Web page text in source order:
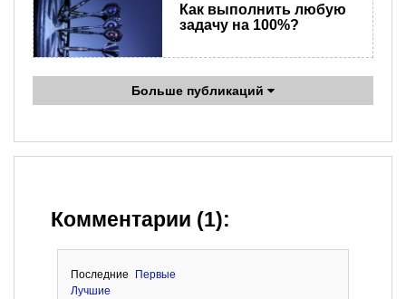
Как выполнить любую
задачу на 100%?
Больше публикаций
Комментарии (1):
Последние
Первые
Лучшие